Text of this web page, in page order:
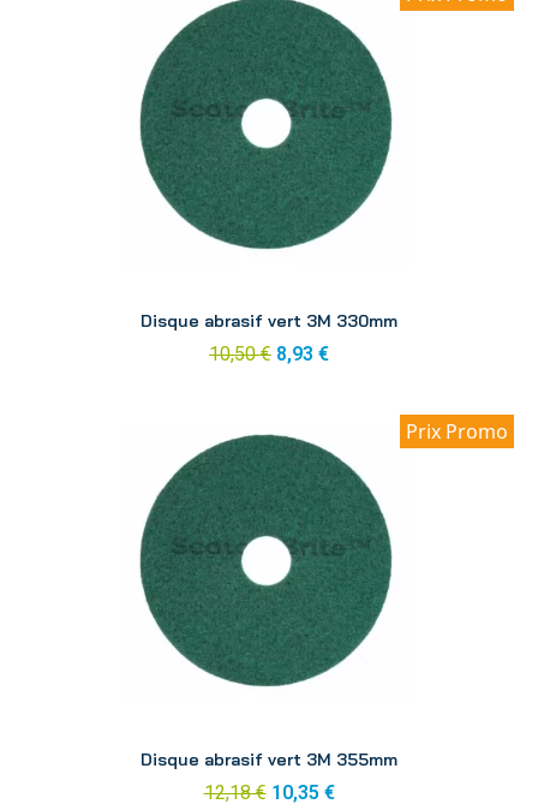
Disque abrasif vert 3M 330mm
10,50 € 8,93 €
Prix Promo
Disque abrasif vert 3M 355mm
12,18 € 10,35 €